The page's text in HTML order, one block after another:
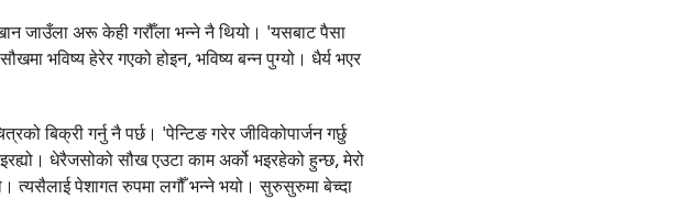
जाउँला अरू केही गरौँला भन्ने नै थियो। 'यसबाट पैसा
भविष्‍य हेरेर गएको होइन, भविष्य बन्न पुग्यो। धैर्य भएर
बिक्री गर्नु नै पर्छ। 'पेन्टिङ गरेर जीविकोपार्जन गर्छु
धेरैजसोको सौख एउटा काम अर्को भइरहेको हुन्छ, मेरो
त्यसैलाई पेशागत रुपमा लगौँ भन्ने भयो। सुरुसुरुमा बेच्दा